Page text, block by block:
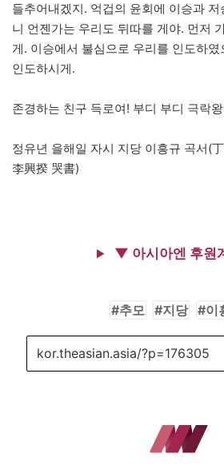
들추어내겠지. 억겁의 윤회에 이승과
니 언젠가는 우리도 뒤따를 게야. 먼저
게. 이승에서 불심으로 우리를 인도하
인도하시게.
존경하는 친구 득로여! 부디 부디 극락
정유년 을해일 자시 지당 이흥규 곡서(
李興揆 哭書)
▼ 아시아엔 후원
추모 지당 이